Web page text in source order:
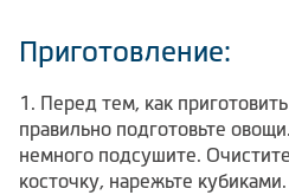
Приготовление:
Перед тем, как
правильно подготовьте
немного подсушите.
косточку, нарежьте